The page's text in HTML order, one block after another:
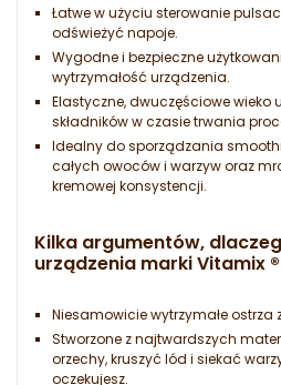
Łatwe w użyciu sterowanie
odświeżyć napoje.
Wygodne i bezpieczne
wytrzymałość urządzenia.
Elastyczne, dwuczęściowe
składników w czasie trwania
Idealny do sporządzania
całych owoców i warzyw oraz
kremowej konsystencji.
Kilka argumentów,
urządzenia marki Vitamix
Niesamowicie wytrzymałe ostrza
Stworzone z najtwardszych
orzechy, kruszyć lód i siekać
oczekujesz.